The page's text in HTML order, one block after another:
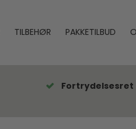
TILBEHØR PAKKETILBUD
Fortrydelsesret